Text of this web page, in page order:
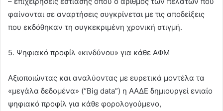
φαίνονται σε αναρτήσεις συγκρίνεται με τις αποδείξεις
που εκδόθηκαν τη συγκεκριμένη χρονική στιγμή.
5. Ψηφιακό προφίλ «κινδύνου» για κάθε ΑΦΜ
Αξιοποιώντας και αναλύοντας με ευρετικά μοντέλα τα
«μεγάλα δεδομένα» (“Big data”) η ΑΑΔΕ δημιουργεί ενιαίο
ψηφιακό προφίλ για κάθε φορολογούμενο,